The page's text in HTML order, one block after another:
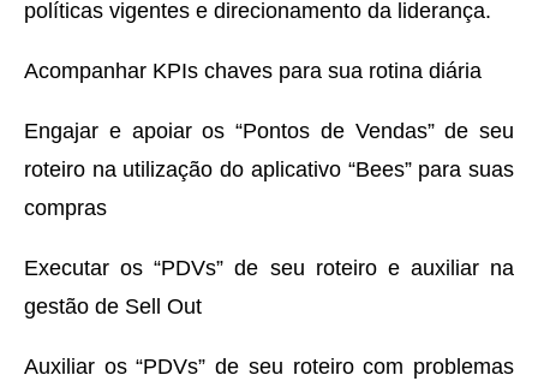
políticas vigentes e direcionamento da liderança.
Acompanhar KPIs chaves para sua rotina diária
Engajar e apoiar os “Pontos de Vendas” de seu
roteiro na utilização do aplicativo “Bees” para suas
compras
Executar os “PDVs” de seu roteiro e auxiliar na
gestão de Sell Out
Auxiliar os “PDVs” de seu roteiro com problemas